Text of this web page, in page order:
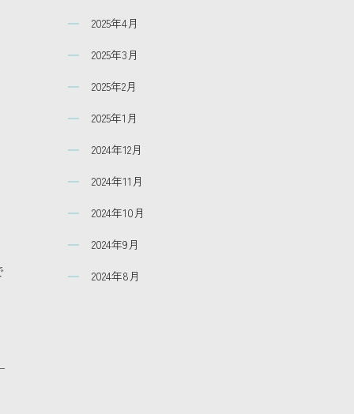
2025年4月
2025年3月
2025年2月
2025年1月
2024年12月
2024年11月
2024年10月
2024年9月
2024年8月